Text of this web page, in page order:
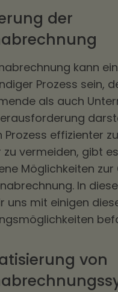
der
kann ein
Prozess sein,
als auch
Prozess effizienter
zu vermeiden, gibt es
Möglichkeiten
In
uns mit einigen
von